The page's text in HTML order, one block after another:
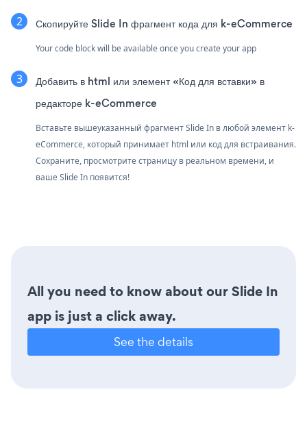
Скопируйте Slide In фрагмент кода для k-eCommerce
Your code block will be available once you create your app
Добавить в html или элемент «Код для вставки» в
редакторе k-eCommerce
Вставьте вышеуказанный фрагмент Slide In в любой элемент k-
eCommerce, который принимает html или код для встраивания.
Сохраните, просмотрите страницу в реальном времени, и
ваше Slide In появится!
All you need to know about our Slide In
app is just a click away.
See the details